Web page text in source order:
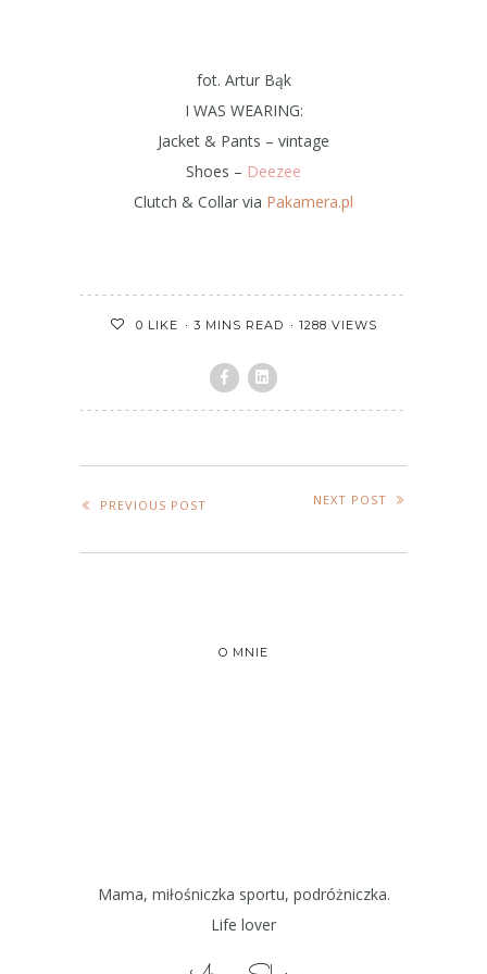
fot. Artur Bąk
I WAS WEARING:
Jacket & Pants – vintage
Shoes – Deezee
Clutch & Collar via Pakamera.pl
0 LIKE 3 MINS READ 1288 VIEWS
PREVIOUS POST NEXT POST
O MNIE
Mama, miłośniczka sportu, podróżniczka.
Life lover